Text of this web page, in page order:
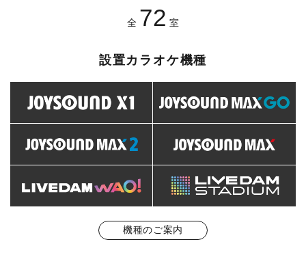
全 72 室
設置カラオケ機種
機種のご案内